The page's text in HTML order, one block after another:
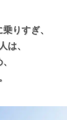
りすぎ、
は、